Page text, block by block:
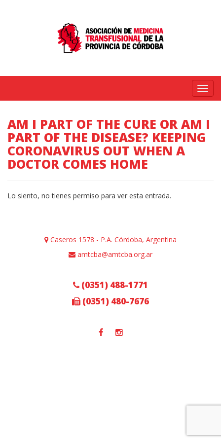
Menú
AM I PART OF THE CURE OR AM I
PART OF THE DISEASE? KEEPING
CORONAVIRUS OUT WHEN A
DOCTOR COMES HOME
Lo siento, no tienes permiso para ver esta entrada.
Caseros 1578 - P.A. Córdoba, Argentina
amtcba@amtcba.org.ar
(0351) 488-1771
(0351) 480-7676